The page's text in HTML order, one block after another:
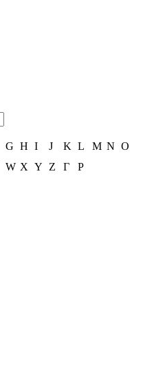
G H I J K L M N O
W X Y Z Г Р